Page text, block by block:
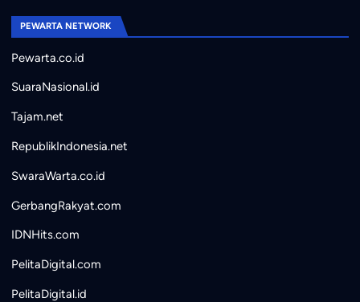
PEWARTA NETWORK
Pewarta.co.id
SuaraNasional.id
Tajam.net
RepublikIndonesia.net
SwaraWarta.co.id
GerbangRakyat.com
IDNHits.com
PelitaDigital.com
PelitaDigital.id